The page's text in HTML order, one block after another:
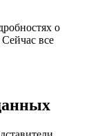
о
все